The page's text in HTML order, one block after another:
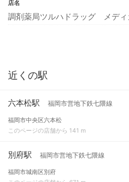
店名
調剤薬局ツルハドラッグ メディ
近くの駅
六本松駅 福岡市営地下鉄七隈線
福岡市中央区六本松
このページの店舗から 141 m
別府駅 福岡市営地下鉄七隈線
福岡市城南区別府